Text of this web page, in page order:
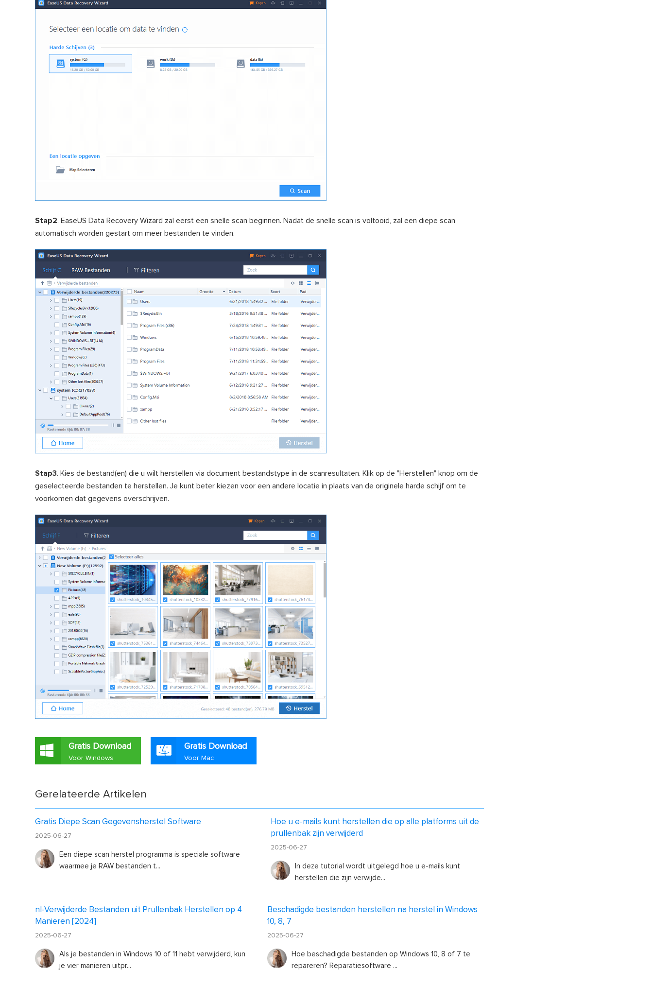
Stap2. EaseUS Data Recovery Wizard zal eerst een snelle scan beginnen. Nadat de snelle scan is voltooid, zal een diepe scan
automatisch worden gestart om meer bestanden te vinden.
Stap3. Kies de bestand(en) die u wilt herstellen via document bestandstype in de scanresultaten. Klik op de "Herstellen" knop om de
geselecteerde bestanden te herstellen. Je kunt beter kiezen voor een andere locatie in plaats van de originele harde schijf om te
voorkomen dat gegevens overschrijven.
Gratis Download
Voor Windows
Gratis Download
Voor Mac
Gerelateerde Artikelen
Gratis Diepe Scan Gegevensherstel Software
2025-06-27
Een diepe scan herstel programma is speciale software
waarmee je RAW bestanden t...
Hoe u e-mails kunt herstellen die op alle platforms uit de
prullenbak zijn verwijderd
2025-06-27
In deze tutorial wordt uitgelegd hoe u e-mails kunt
herstellen die zijn verwijde...
nl-Verwijderde Bestanden uit Prullenbak Herstellen op 4
Manieren [2024]
2025-06-27
Als je bestanden in Windows 10 of 11 hebt verwijderd, kun
je vier manieren uitpr...
Beschadigde bestanden herstellen na herstel in Windows
10, 8, 7
2025-06-27
Hoe beschadigde bestanden op Windows 10, 8 of 7 te
repareren? Reparatiesoftware ...